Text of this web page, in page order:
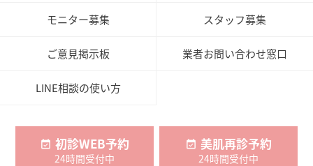
モニター募集 スタッフ募集
ご意見掲示板 業者お問い合わせ窓口
LINE相談の使い方
初診WEB予約
24時間受付中
美肌再診予約
24時間受付中